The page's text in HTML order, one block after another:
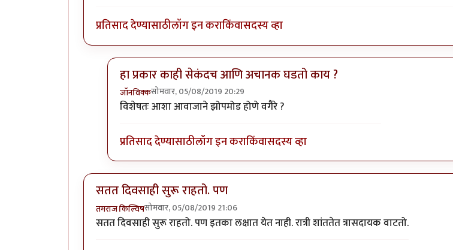
प्रतिसाद देण्यासाठीलॉग इन कराकिंवासदस्य व्हा
हा प्रकार काही सेकंदच आणि अचानक घडतो काय ?
जॉनविक्कसोमवार, 05/08/2019 20:29
In reply toडॉक्टर साहेब मला संभाषणंbyतमराज किल्विष
विशेषतः आशा आवाजाने झोपमोड होणे वगैरे ?
प्रतिसाद देण्यासाठीलॉग इन कराकिंवासदस्य व्हा
सतत दिवसाही सुरू राहतो. पण
तमराज किल्विषसोमवार, 05/08/2019 21:06
सतत दिवसाही सुरू राहतो. पण इतका लक्षात येत नाही. रात्री शांततेत त्रासदायक वाटतो.